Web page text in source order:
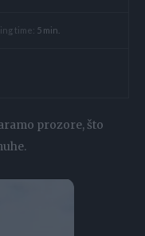
time: 5 min.
prozore, što